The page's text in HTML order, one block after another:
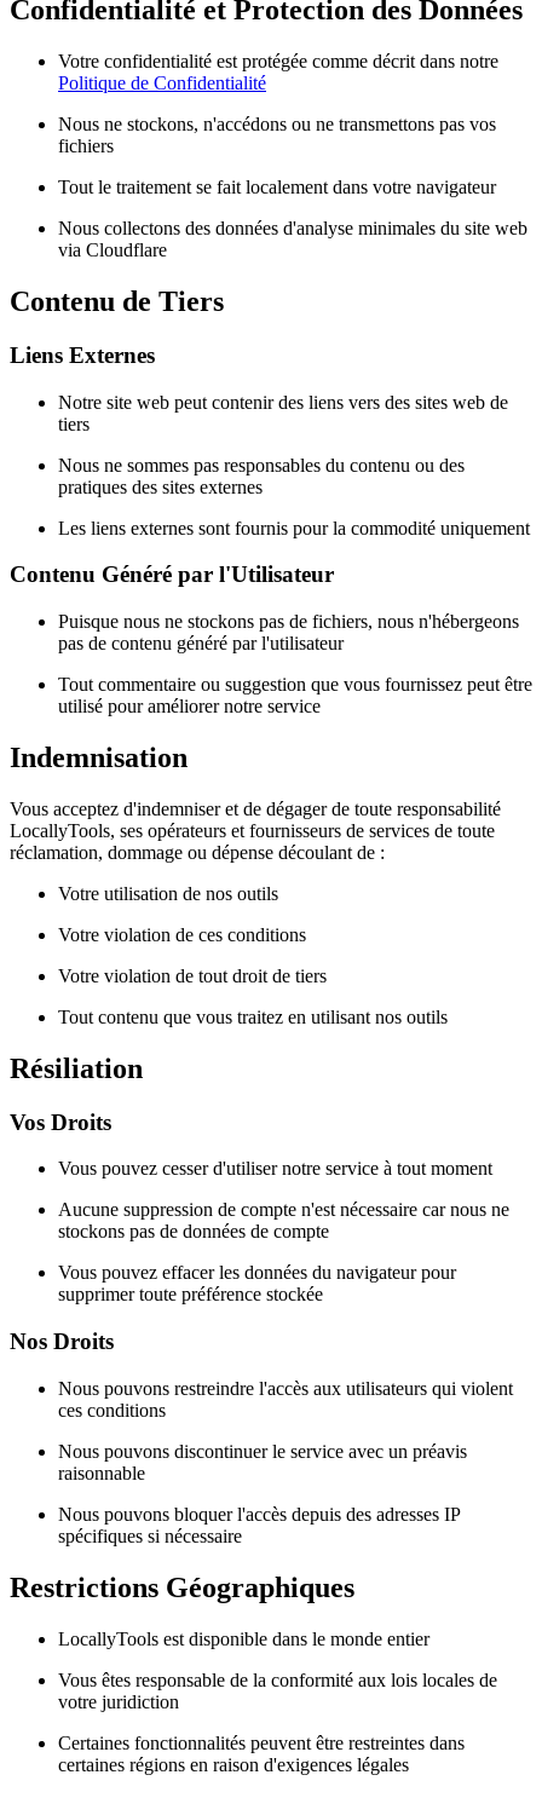
Confidentialité et Protection des Données
Votre confidentialité est protégée comme décrit dans notre
Politique de Confidentialité
Nous ne stockons, n'accédons ou ne transmettons pas vos
fichiers
Tout le traitement se fait localement dans votre navigateur
Nous collectons des données d'analyse minimales du site web
via Cloudflare
Contenu de Tiers
Liens Externes
Notre site web peut contenir des liens vers des sites web de
tiers
Nous ne sommes pas responsables du contenu ou des
pratiques des sites externes
Les liens externes sont fournis pour la commodité uniquement
Contenu Généré par l'Utilisateur
Puisque nous ne stockons pas de fichiers, nous n'hébergeons
pas de contenu généré par l'utilisateur
Tout commentaire ou suggestion que vous fournissez peut être
utilisé pour améliorer notre service
Indemnisation
Vous acceptez d'indemniser et de dégager de toute responsabilité
LocallyTools, ses opérateurs et fournisseurs de services de toute
réclamation, dommage ou dépense découlant de :
Votre utilisation de nos outils
Votre violation de ces conditions
Votre violation de tout droit de tiers
Tout contenu que vous traitez en utilisant nos outils
Résiliation
Vos Droits
Vous pouvez cesser d'utiliser notre service à tout moment
Aucune suppression de compte n'est nécessaire car nous ne
stockons pas de données de compte
Vous pouvez effacer les données du navigateur pour
supprimer toute préférence stockée
Nos Droits
Nous pouvons restreindre l'accès aux utilisateurs qui violent
ces conditions
Nous pouvons discontinuer le service avec un préavis
raisonnable
Nous pouvons bloquer l'accès depuis des adresses IP
spécifiques si nécessaire
Restrictions Géographiques
LocallyTools est disponible dans le monde entier
Vous êtes responsable de la conformité aux lois locales de
votre juridiction
Certaines fonctionnalités peuvent être restreintes dans
certaines régions en raison d'exigences légales